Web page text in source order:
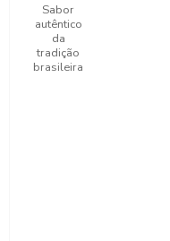
Sabor
autêntico
da
tradição
brasileira